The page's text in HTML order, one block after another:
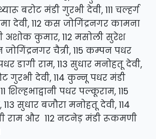
बरोट मंडी गुरभी देवी, 111 चल्हर्ग
देवी, 112 कस जोगिंद्रनगर कामना
अशोक कुमार, 112 मसोली सुरेश
चैत्री, 115 कम्पन पधर
डागी राम, 113 सुधार मनोहतू देवी,
गुरभी देवी, 114 कुन्नू पधर मंडी
शिल्हभाद्वानी पधर पल्कूराम, 115
सुधार बजौरा मनोहतू देवी, 114
राम और 112 नटनेड़ मंडी रूकमणी